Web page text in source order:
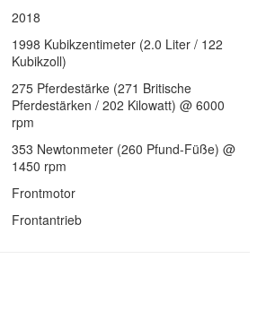
2018
1998 Kubikzentimeter (2.0 Liter / 122
Kubikzoll)
275 Pferdestärke (271 Britische
Pferdestärken / 202 Kilowatt) @ 6000
rpm
353 Newtonmeter (260 Pfund-Füße) @
1450 rpm
Frontmotor
Frontantrieb